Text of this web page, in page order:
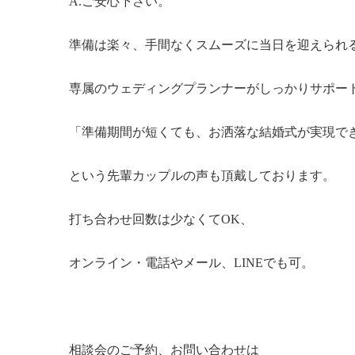
準備は楽々、手間なくスムーズに当日を迎えられ
専属のウェディングプランナーがしっかりサポー
「準備期間が短くても、お洒落な結婚式が実現で
という先輩カップルの声も頂戴しております。
打ち合わせ回数は少なくてOK、
オンライン・電話やメール、LINEでも可。
相談会のご予約、お問い合わせは